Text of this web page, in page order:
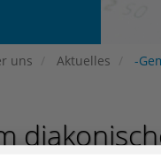
uns Aktuelles -